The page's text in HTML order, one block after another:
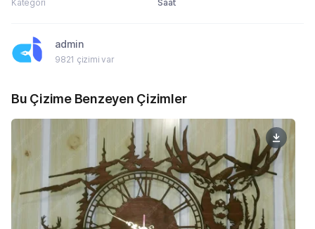
Kategori
Saat
admin
9821 çizimi var
Bu Çizime Benzeyen Çizimler